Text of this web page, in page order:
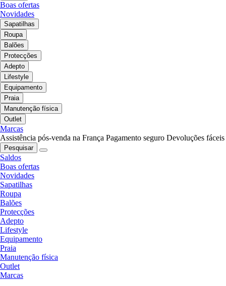
Boas ofertas
Novidades
Sapatilhas
Roupa
Balões
Protecções
Adepto
Lifestyle
Equipamento
Praia
Manutenção física
Outlet
Marcas
Assistência pós-venda na França Pagamento seguro Devoluções fáceis
Pesquisar
Saldos
Boas ofertas
Novidades
Sapatilhas
Roupa
Balões
Protecções
Adepto
Lifestyle
Equipamento
Praia
Manutenção física
Outlet
Marcas